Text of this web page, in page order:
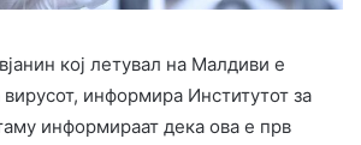
кој летувал на Малдиви е
вирусот, информира Институтот за
информираат дека ова е прв